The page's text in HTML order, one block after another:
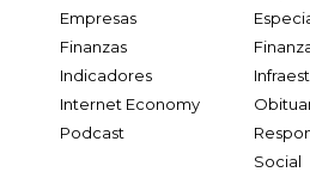
Empresas
Finanzas
Indicadores
Internet Economy
Podcast
Social